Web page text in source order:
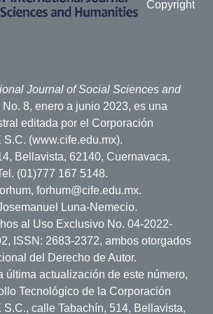
Copyright
Journal of Social Sciences and
No. 8, enero a junio 2023, es una
editada por el Corporación
(www.cife.edu.mx).
Bellavista, 62140, Cuernavaca,
(01)777 167 5148.
forhum@cife.edu.mx.
Luna-Nemecio.
al Uso Exclusivo No. 04-2022-
ISSN: 2683-2372, ambos otorgados
del Derecho de Autor.
última actualización de este número,
Tecnológico de la Corporación
calle Tabachín, 514, Bellavista,